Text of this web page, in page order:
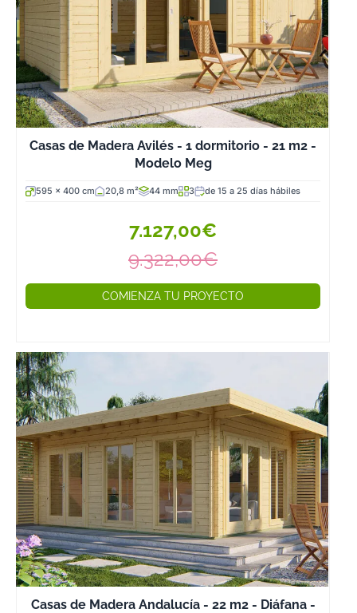
se precisa de
menos
consumo de
energía y agua
que en la
fabricación de
ladrillos, lo que
hace que la
sea mucho
y preciada.
Durante el
tampoco se
a generar
residuos
que todo está
fabricado a la
medida exacta.
En cuarto lugar,
está el tema
económico.
Estasfabulosas
casas de
madera
Casas de Madera Avilés - 1 dormitorio - 21 m2 -
Modelo Meg
595 x 400 cm 20,8 m² 44 mm 3 de 15 a 25 días hábiles
7.127,00€
9.322,00€
COMIENZA TU PROYECTO
Casas de Madera Andalucía - 22 m2 - Diáfana -